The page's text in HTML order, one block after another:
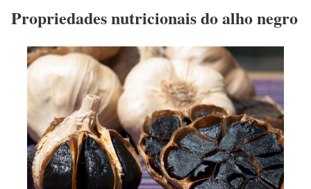
Propriedades nutricionais do alho negro